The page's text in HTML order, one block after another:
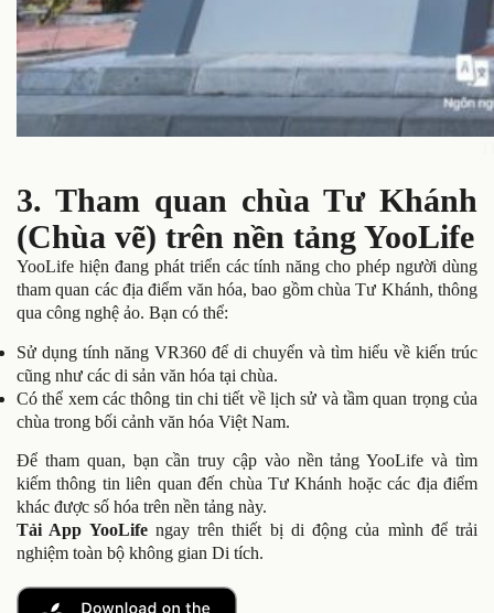
3. Tham quan chùa Tư Khánh
(Chùa vẽ) trên nền tảng YooLife
YooLife hiện đang phát triển các tính năng cho phép người dùng
tham quan các địa điểm văn hóa, bao gồm chùa Tư Khánh, thông
qua công nghệ ảo. Bạn có thể:
Sử dụng tính năng VR360 để di chuyển và tìm hiểu về kiến trúc
cũng như các di sản văn hóa tại chùa.
Có thể xem các thông tin chi tiết về lịch sử và tầm quan trọng của
chùa trong bối cảnh văn hóa Việt Nam.
Để tham quan, bạn cần truy cập vào nền tảng YooLife và tìm
kiếm thông tin liên quan đến chùa Tư Khánh hoặc các địa điểm
khác được số hóa trên nền tảng này.
Tải App YooLifengay trên thiết bị di động của mình để trải
nghiệm toàn bộ không gian Di tích.